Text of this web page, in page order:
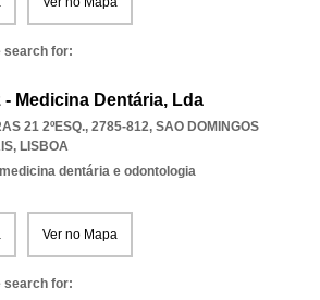
search for:
- Medicina Dentária, Lda
21 2ºESQ., 2785-812, SAO DOMINGOS
, LISBOA
dentária e odontologia
Ver no Mapa
search for: